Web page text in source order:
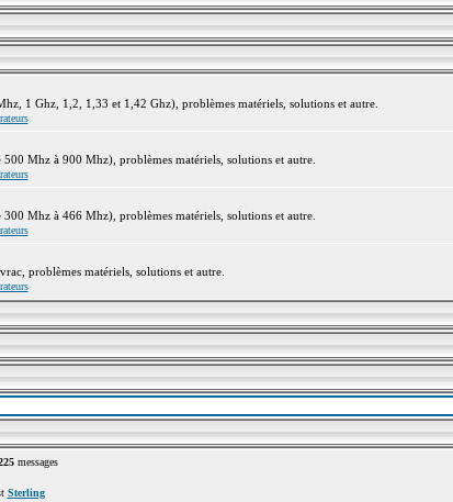
1 Ghz, 1,2, 1,33 et 1,42 Ghz), problèmes matériels, solutions et autre.
Mhz à 900 Mhz), problèmes matériels, solutions et autre.
Mhz à 466 Mhz), problèmes matériels, solutions et autre.
problèmes matériels, solutions et autre.
messages
Sterling